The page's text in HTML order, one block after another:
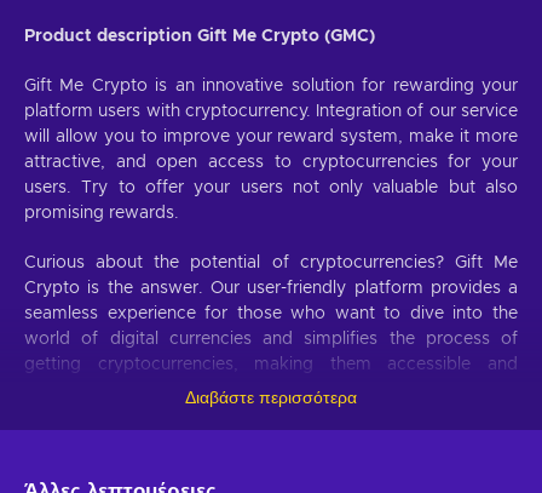
Product description Gift Me Crypto (GMC)
Gift Me Crypto is an innovative solution for rewarding your
platform users with cryptocurrency. Integration of our service
will allow you to improve your reward system, make it more
attractive, and open access to cryptocurrencies for your
users. Try to offer your users not only valuable but also
promising rewards.
Curious about the potential of cryptocurrencies? Gift Me
Crypto is the answer. Our user-friendly platform provides a
seamless experience for those who want to dive into the
world of digital currencies and simplifies the process of
getting cryptocurrencies, making them accessible and
Διαβάστε περισσότερα